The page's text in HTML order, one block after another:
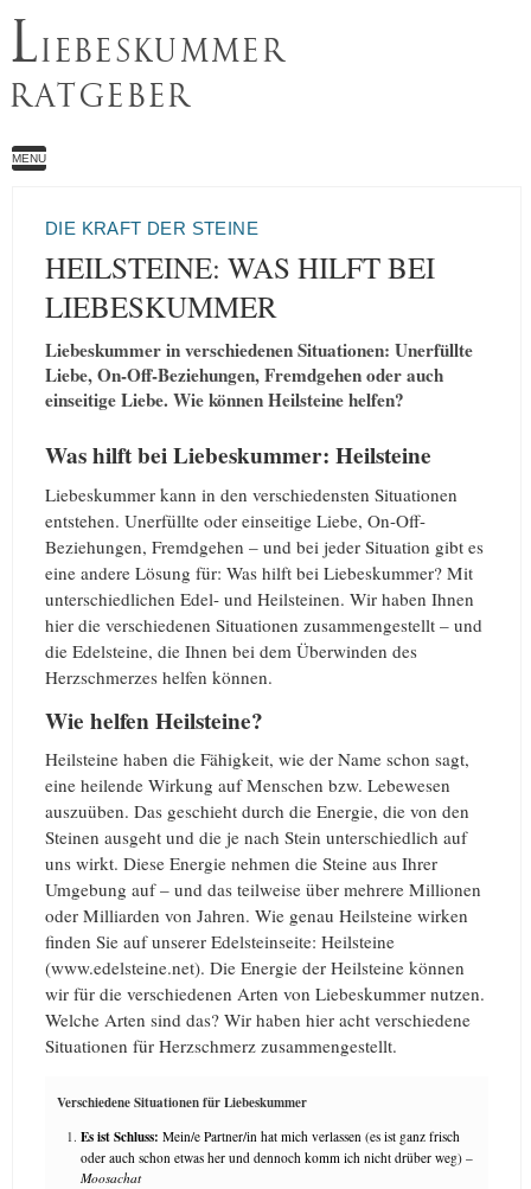
LIEBESKUMMER
RATGEBER
MENU
DIE KRAFT DER STEINE
HEILSTEINE: WAS HILFT BEI
LIEBESKUMMER
Liebeskummer in verschiedenen Situationen: Unerfüllte
Liebe, On-Off-Beziehungen, Fremdgehen oder auch
einseitige Liebe. Wie können Heilsteine helfen?
Was hilft bei Liebeskummer: Heilsteine
Liebeskummer kann in den verschiedensten Situationen
entstehen. Unerfüllte oder einseitige Liebe, On-Off-
Beziehungen, Fremdgehen – und bei jeder Situation gibt es
eine andere Lösung für: Was hilft bei Liebeskummer? Mit
unterschiedlichen Edel- und Heilsteinen. Wir haben Ihnen
hier die verschiedenen Situationen zusammengestellt – und
die Edelsteine, die Ihnen bei dem Überwinden des
Herzschmerzes helfen können.
Wie helfen Heilsteine?
Heilsteine haben die Fähigkeit, wie der Name schon sagt,
eine heilende Wirkung auf Menschen bzw. Lebewesen
auszuüben. Das geschieht durch die Energie, die von den
Steinen ausgeht und die je nach Stein unterschiedlich auf
uns wirkt. Diese Energie nehmen die Steine aus Ihrer
Umgebung auf – und das teilweise über mehrere Millionen
oder Milliarden von Jahren. Wie genau Heilsteine wirken
finden Sie auf unserer Edelsteinseite: Heilsteine
(www.edelsteine.net). Die Energie der Heilsteine können
wir für die verschiedenen Arten von Liebeskummer nutzen.
Welche Arten sind das? Wir haben hier acht verschiedene
Situationen für Herzschmerz zusammengestellt.
Verschiedene Situationen für Liebeskummer
Es ist Schluss: Mein/e Partner/in hat mich verlassen (es ist ganz frisch
oder auch schon etwas her und dennoch komm ich nicht drüber weg) –
Moosachat